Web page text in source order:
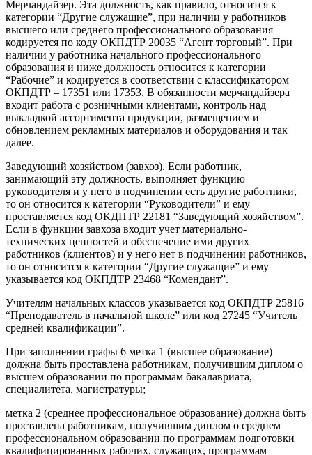
Мерчандайзер. Эта должность, как правило, относится к
категории “Другие служащие”, при наличии у работников
высшего или среднего профессионального образования
кодируется по коду ОКПДТР 20035 “Агент торговый”. При
наличии у работника начального профессионального
образования и ниже должность относится к категории
“Рабочие” и кодируется в соответствии с классификатором
ОКПДТР – 17351 или 17353. В обязанности мерчандайзера
входит работа с розничными клиентами, контроль над
выкладкой ассортимента продукции, размещением и
обновлением рекламных материалов и оборудования и так
далее.
Заведующий хозяйством (завхоз). Если работник,
занимающий эту должность, выполняет функцию
руководителя и у него в подчинении есть другие работники,
то он относится к категории “Руководители” и ему
проставляется код ОКДПТР 22181 “Заведующий хозяйством”.
Если в функции завхоза входит учет материально-
технических ценностей и обеспечение ими других
работников (клиентов) и у него нет в подчинении работников,
то он относится к категории “Другие служащие” и ему
указывается код ОКПДТР 23468 “Комендант”.
Учителям начальных классов указывается код ОКПДТР 25816
“Преподаватель в начальной школе” или код 27245 “Учитель
средней квалификации”.
При заполнении графы 6 метка 1 (высшее образование)
должна быть проставлена работникам, получившим диплом о
высшем образовании по программам бакалавриата,
специалитета, магистратуры;
метка 2 (среднее профессиональное образование) должна быть
проставлена работникам, получившим диплом о среднем
профессиональном образовании по программам подготовки
квалифицированных рабочих, служащих, программам